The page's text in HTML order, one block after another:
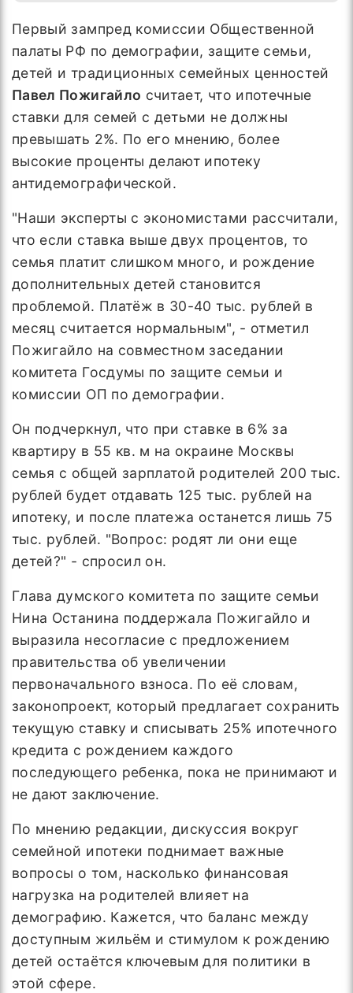
Первый зампред комиссии Общественной
палаты РФ по демографии, защите семьи,
детей и традиционных семейных ценностей
Павел Пожигайло считает, что ипотечные
ставки для семей с детьми не должны
превышать 2%. По его мнению, более
высокие проценты делают ипотеку
антидемографической.
"Наши эксперты с экономистами рассчитали,
что если ставка выше двух процентов, то
семья платит слишком много, и рождение
дополнительных детей становится
проблемой. Платёж в 30-40 тыс. рублей в
месяц считается нормальным", - отметил
Пожигайло на совместном заседании
комитета Госдумы по защите семьи и
комиссии ОП по демографии.
Он подчеркнул, что при ставке в 6% за
квартиру в 55 кв. м на окраине Москвы
семья с общей зарплатой родителей 200 тыс.
рублей будет отдавать 125 тыс. рублей на
ипотеку, и после платежа останется лишь 75
тыс. рублей. "Вопрос: родят ли они еще
детей?" - спросил он.
Глава думского комитета по защите семьи
Нина Останина поддержала Пожигайло и
выразила несогласие с предложением
правительства об увеличении
первоначального взноса. По её словам,
законопроект, который предлагает сохранить
текущую ставку и списывать 25% ипотечного
кредита с рождением каждого
последующего ребенка, пока не принимают и
не дают заключение.
По мнению редакции, дискуссия вокруг
семейной ипотеки поднимает важные
вопросы о том, насколько финансовая
нагрузка на родителей влияет на
демографию. Кажется, что баланс между
доступным жильём и стимулом к рождению
детей остаётся ключевым для политики в
этой сфере.